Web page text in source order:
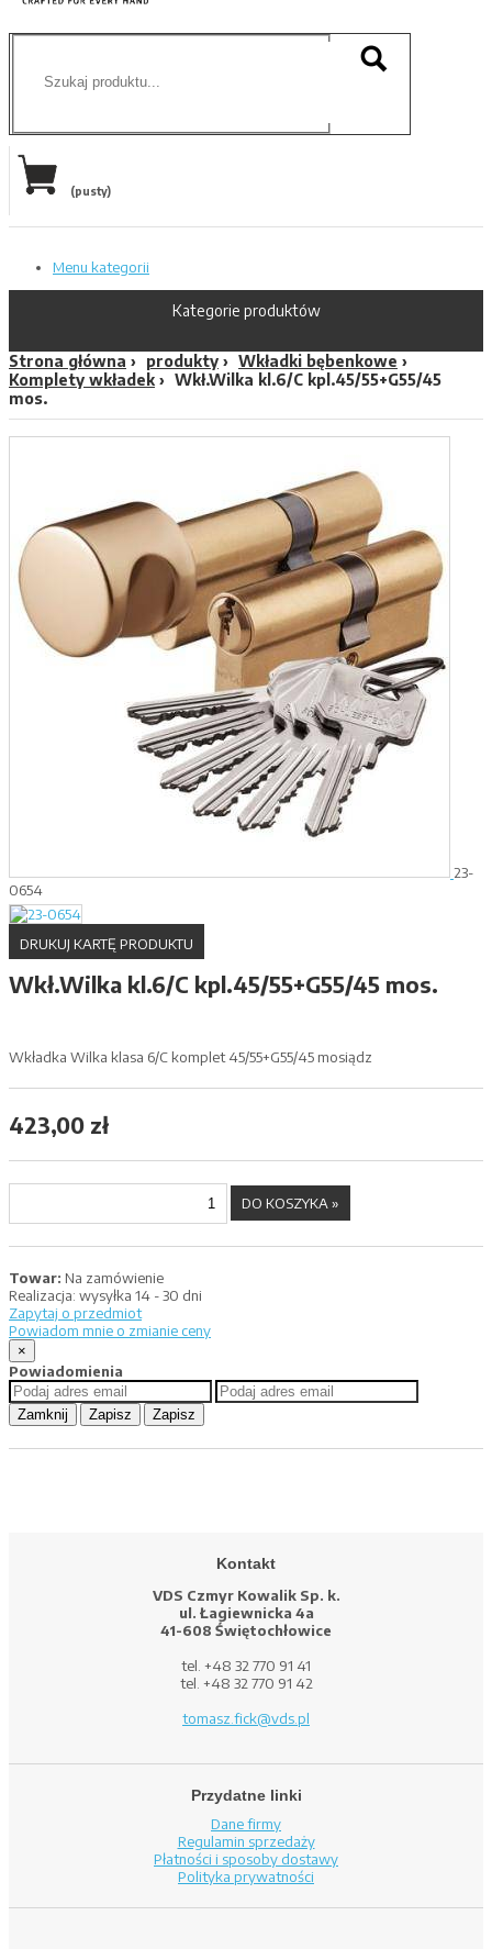
(pusty)
Menu kategorii
Kategorie produktów
Strona główna produkty
Wkładki bębenkowe
Komplety wkładek
Wkł.Wilka kl.6/C kpl.45/55+G55/45
mos.
23-
0654
DRUKUJ KARTĘ PRODUKTU
Wkł.Wilka kl.6/C kpl.45/55+G55/45 mos.
Wkładka Wilka klasa 6/C komplet 45/55+G55/45 mosiądz
423,00 zł
Towar: Na zamówienie
Realizacja: wysyłka 14 - 30 dni
Zapytaj o przedmiot
Powiadom mnie o zmianie ceny
×
Powiadomienia
Zamknij Zapisz Zapisz
Kontakt
VDS Czmyr Kowalik Sp. k.
ul. Łagiewnicka 4a
41-608 Świętochłowice
tel. +48 32 770 91 41
tel. +48 32 770 91 42
tomasz.fick@vds.pl
Przydatne linki
Dane firmy
Regulamin sprzedaży
Płatności i sposoby dostawy
Polityka prywatności